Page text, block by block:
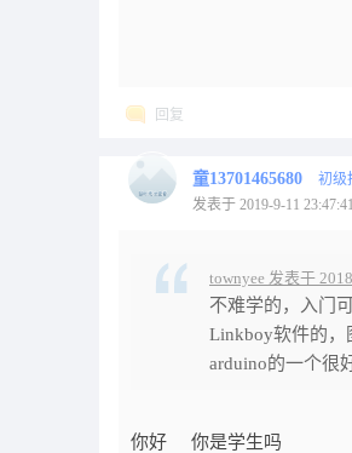
回复
童13701465680
初级
发表于 2019-9-11 23:47:41
townyee 发表于
不难学的，入门
Linkboy软件的，
arduino的一个很
你好 你是学生吗